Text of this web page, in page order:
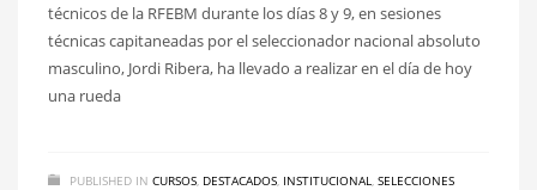
técnicos de la RFEBM durante los días 8 y 9, en sesiones
técnicas capitaneadas por el seleccionador nacional absoluto
masculino, Jordi Ribera, ha llevado a realizar en el día de hoy
una rueda
PUBLISHED IN CURSOS DESTACADOS INSTITUCIONAL SELECCIONES